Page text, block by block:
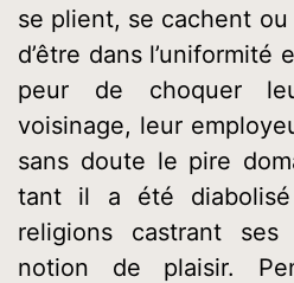
se plient, se cachent
d’être dans l’uniformité
peur de choquer
voisinage, leur
sans doute le pire
tant il a été
religions castrant
notion de plaisir.